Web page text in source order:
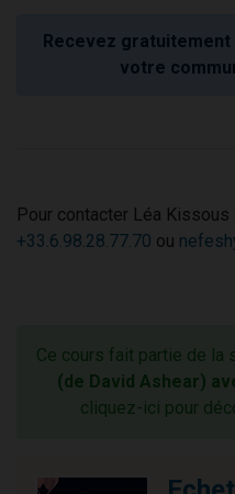
Recevez gratuitement
votre
Pour contacter Léa Kissous :
+33.6.98.28.77.70 ou
Ce cours fait partie de la
(de David Ashear)
cliquez-ici pour